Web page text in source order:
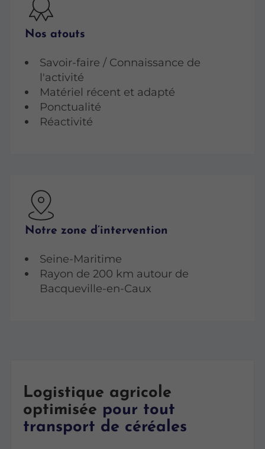
Nos atouts
Savoir-faire / Connaissance de
l'activité
Matériel récent et adapté
Ponctualité
Réactivité
Notre zone d’intervention
Seine-Maritime
Rayon de 200 km autour de
Bacqueville-en-Caux
Logistique agricole
optimisée pour tout
transport de céréales